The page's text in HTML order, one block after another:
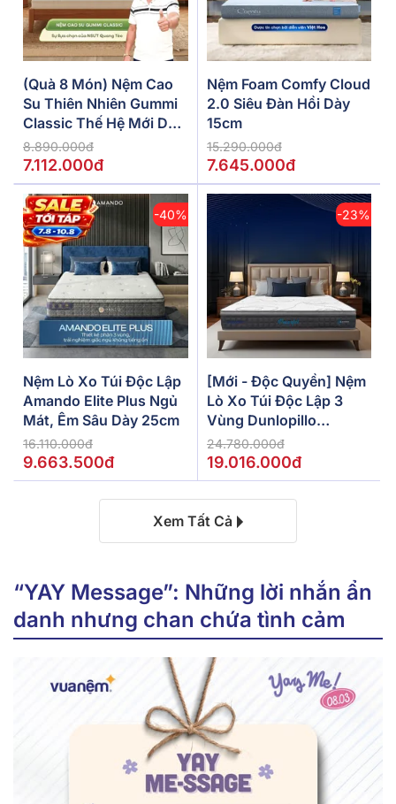
(Quà 8 Món) Nệm Cao
Su Thiên Nhiên Gummi
Classic Thế Hệ Mới Dày
5/10/15cm
8.890.000đ
7.112.000đ
Nệm Foam Comfy Cloud
2.0 Siêu Đàn Hồi Dày
15cm
15.290.000đ
7.645.000đ
-40%
Nệm Lò Xo Túi Độc Lập
Amando Elite Plus Ngủ
Mát, Êm Sâu Dày 25cm
16.110.000đ
9.663.500đ
-23%
[Mới - Độc Quyền] Nệm
Lò Xo Túi Độc Lập 3
Vùng Dunlopillo
De.Stress Powerful
24.780.000đ
19.016.000đ
Xem Tất Cả
“YAY Message”: Những lời nhắn ẩn
danh nhưng chan chứa tình cảm